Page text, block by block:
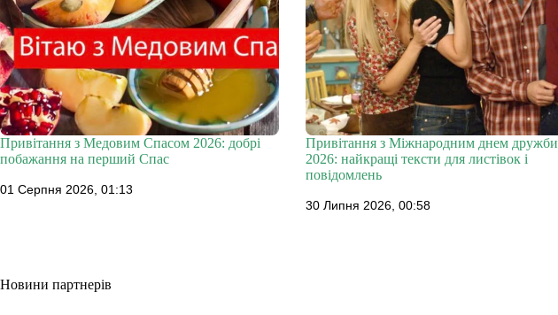
Привітання з Медовим Спасом 2026: добрі
побажання на перший Спас
01 Серпня 2026, 01:13
Привітання з Міжнародним днем дружби
2026: найкращі тексти для листівок і
повідомлень
30 Липня 2026, 00:58
Новини партнерів